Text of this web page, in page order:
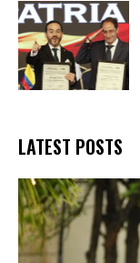
LATEST POSTS